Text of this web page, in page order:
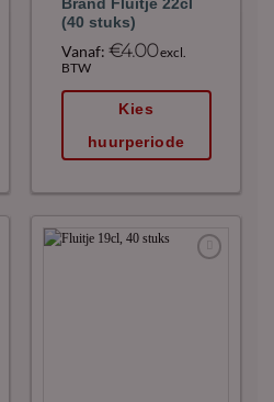
Brand Fluitje 22cl
(40 stuks)
Vanaf: €4.00excl.
BTW
Kies
huurperiode